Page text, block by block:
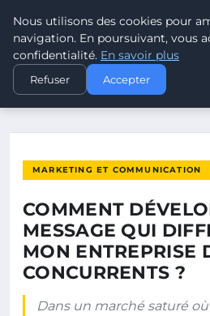
LEAD REVOLUTION
ACCUEIL
MARKETING ET
COMMENT DÉVELOPPER UN
MARKETING ET COMMUNICATION
COMMENT
MESSAGE QUI
MON ENTREPRISE
CONCURRENTS ?
Dans un marché saturé
Nous utilisons des cookies pour
navigation. En poursuivant, vous
confidentialité. En savoir plus
Refuser Accepter